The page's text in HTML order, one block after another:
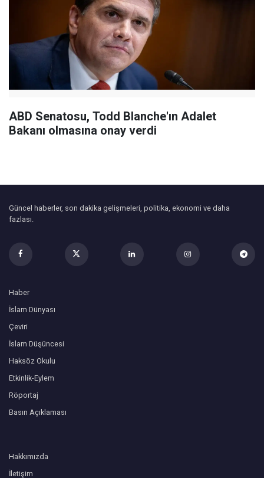
ABD Senatosu, Todd Blanche'ın Adalet
Bakanı olmasına onay verdi
Güncel haberler, son dakika gelişmeleri, politika, ekonomi ve daha
fazlası.
Haber
İslam Dünyası
Çeviri
İslam Düşüncesi
Haksöz Okulu
Etkinlik-Eylem
Röportaj
Basın Açıklaması
Hakkımızda
İletişim